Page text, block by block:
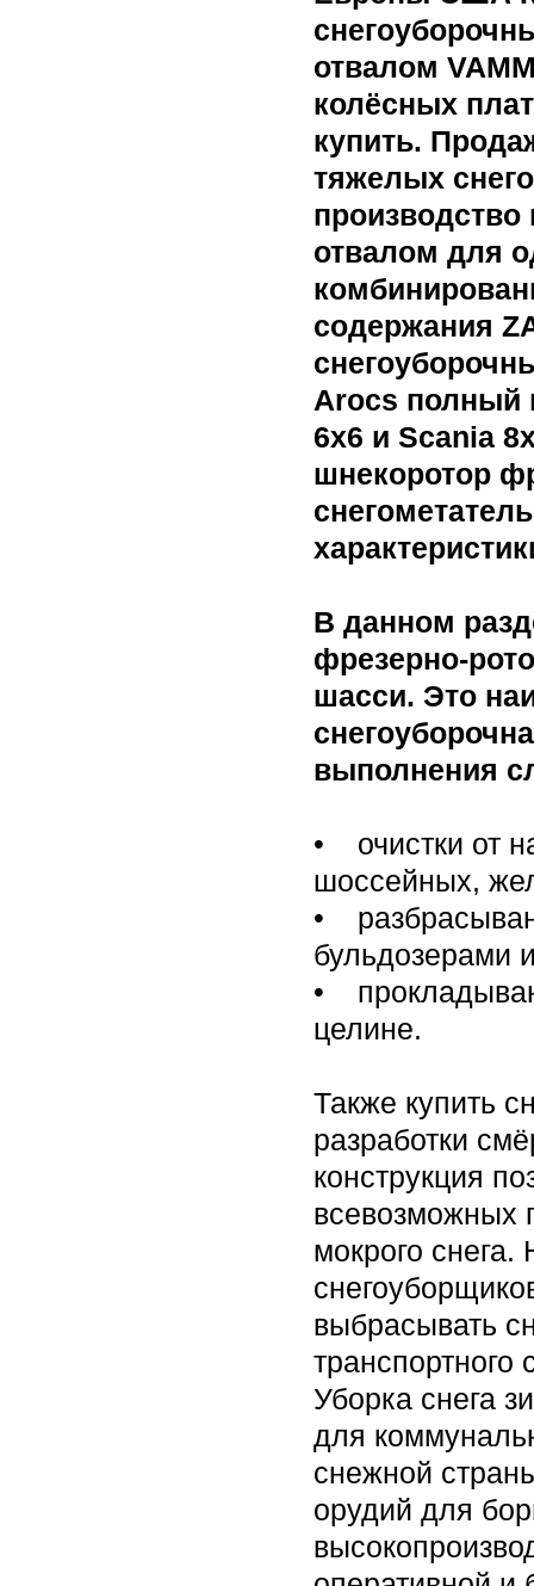
отвалом
колёсных
купить.
тяжелых
отвалом для
содержания
Arocs полный
6x6 и Scania
шнекоротор
В данном
фрезерно-
шасси. Это
выполнения
• очистки от
шоссейных,
•
бульдозерами
•
целине.
Также купить
разработки
конструкция
всевозможных
мокрого
выбрасывать
транспортного
Уборка снега
для
снежной
орудий для